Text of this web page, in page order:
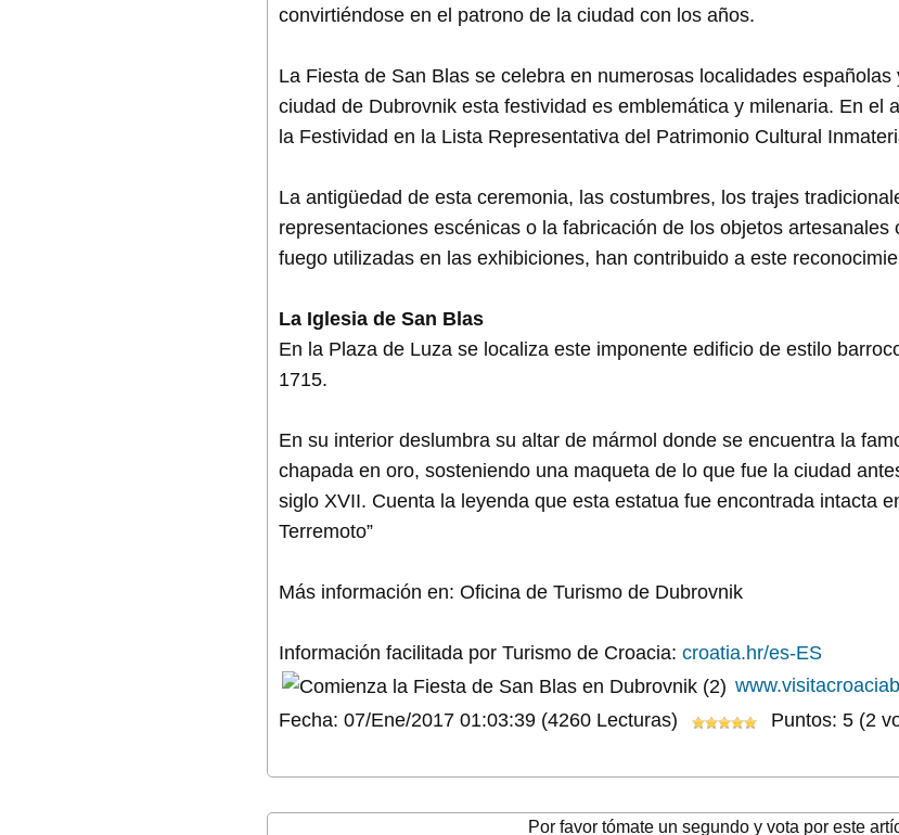
convirtiéndose en el patrono de la ciudad con los años.
La Fiesta de San Blas se celebra en numerosas localidades
ciudad de Dubrovnik esta festividad es emblemática y milenaria. En el
la Festividad en la Lista Representativa del Patrimonio Cultural
La antigüedad de esta ceremonia, las costumbres, los trajes
representaciones escénicas o la fabricación de los objetos
fuego utilizadas en las exhibiciones, han contribuido a este
La Iglesia de San Blas
En la Plaza de Luza se localiza este imponente edificio de estilo
1715.
En su interior deslumbra su altar de mármol donde se encuentra la
chapada en oro, sosteniendo una maqueta de lo que fue la ciudad
siglo XVII. Cuenta la leyenda que esta estatua fue encontrada intacta
Terremoto”
Más información en: Oficina de Turismo de Dubrovnik
Información facilitada por Turismo de Croacia: croatia.hr/es-ES
Fecha: 07/Ene/2017 01:03:39 (4260 Lecturas)
Puntos: 5 (2
Por favor tómate un segundo y vota por este